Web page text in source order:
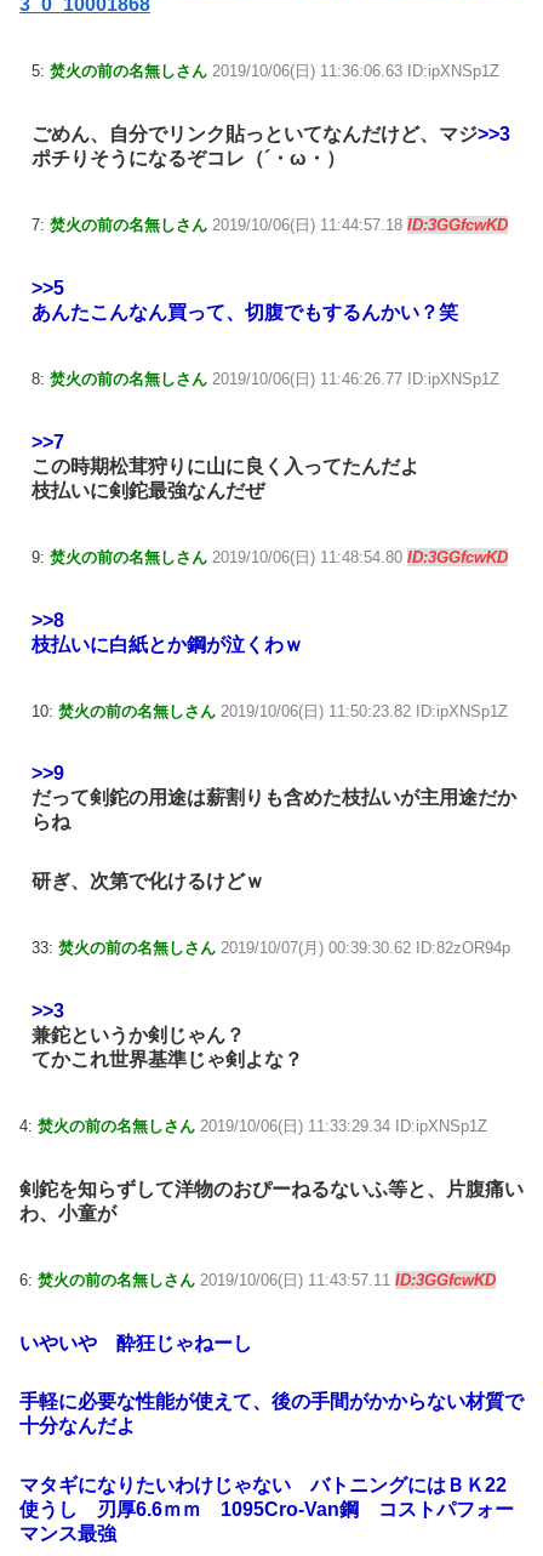
3_0_10001868
5: 焚火の前の名無しさん 2019/10/06(日) 11:36:06.63 ID:ipXNSp1Z
ごめん、自分でリンク貼っといてなんだけど、マジ>>3
ポチりそうになるぞコレ（´・ω・）
7: 焚火の前の名無しさん 2019/10/06(日) 11:44:57.18 ID:3GGfcwKD
>>5
あんたこんなん買って、切腹でもするんかい？笑
8: 焚火の前の名無しさん 2019/10/06(日) 11:46:26.77 ID:ipXNSp1Z
>>7
この時期松茸狩りに山に良く入ってたんだよ
枝払いに剣鉈最強なんだぜ
9: 焚火の前の名無しさん 2019/10/06(日) 11:48:54.80 ID:3GGfcwKD
>>8
枝払いに白紙とか鋼が泣くわｗ
10: 焚火の前の名無しさん 2019/10/06(日) 11:50:23.82 ID:ipXNSp1Z
>>9
だって剣鉈の用途は薪割りも含めた枝払いが主用途だか
らね
研ぎ、次第で化けるけどｗ
33: 焚火の前の名無しさん 2019/10/07(月) 00:39:30.62 ID:82zOR94p
>>3
兼鉈というか剣じゃん？
てかこれ世界基準じゃ剣よな？
4: 焚火の前の名無しさん 2019/10/06(日) 11:33:29.34 ID:ipXNSp1Z
剣鉈を知らずして洋物のおぴーねるないふ等と、片腹痛い
わ、小童が
6: 焚火の前の名無しさん 2019/10/06(日) 11:43:57.11 ID:3GGfcwKD
いやいや 酔狂じゃねーし
手軽に必要な性能が使えて、後の手間がかからない材質で
十分なんだよ
マタギになりたいわけじゃない バトニングにはＢＫ22
使うし 刃厚6.6ｍｍ 1095Cro-Van鋼 コストパフォー
マンス最強